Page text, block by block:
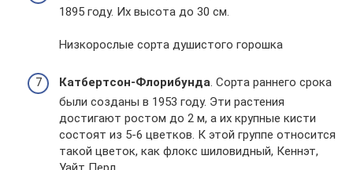
1895 году. Их высота до 30 см.
Низкорослые сорта душистого горошка
Катбертсон-Флорибунда. Сорта раннего срока
были созданы в 1953 году. Эти растения
достигают ростом до 2 м, а их крупные кисти
состоят из 5-6 цветков. К этой группе относится
такой цветок, как флокс шиловидный, Кеннэт,